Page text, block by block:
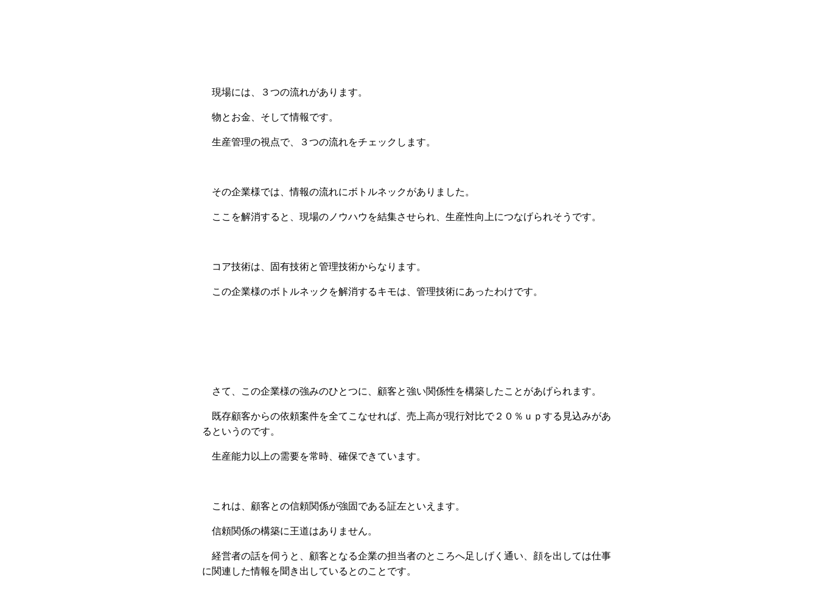
現場には、３つの流れがあります。
物とお金、そして情報です。
生産管理の視点で、３つの流れをチェックします。
その企業様では、情報の流れにボトルネックがありました。
ここを解消すると、現場のノウハウを結集させられ、生産性向上につなげられそうです。
コア技術は、固有技術と管理技術からなります。
この企業様のボトルネックを解消するキモは、管理技術にあったわけです。
さて、この企業様の強みのひとつに、顧客と強い関係性を構築したことがあげられます。
既存顧客からの依頼案件を全てこなせれば、売上高が現行対比で２０％ｕｐする見込みがあ
るというのです。
生産能力以上の需要を常時、確保できています。
これは、顧客との信頼関係が強固である証左といえます。
信頼関係の構築に王道はありません。
経営者の話を伺うと、顧客となる企業の担当者のところへ足しげく通い、顔を出しては仕事
に関連した情報を聞き出しているとのことです。